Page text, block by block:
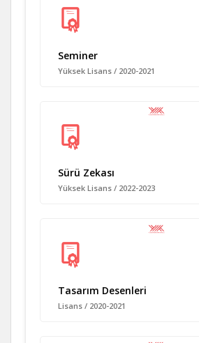
Seminer
Yüksek Lisans / 2020-2021
Sürü Zekası
Yüksek Lisans / 2022-2023
Tasarım Desenleri
Lisans / 2020-2021